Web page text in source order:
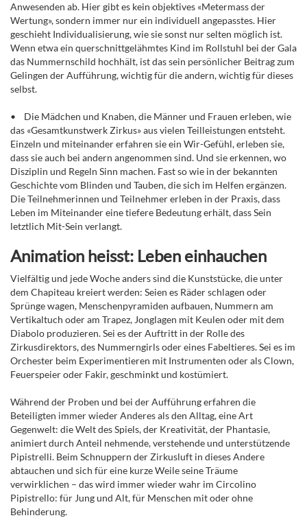
Anwesenden ab. Hier gibt es kein objektives «Metermass der
Wertung», sondern immer nur ein individuell angepasstes. Hier
geschieht Individualisierung, wie sie sonst nur selten möglich ist.
Wenn etwa ein querschnittgelähmtes Kind im Rollstuhl bei der Gala
das Nummernschild hochhält, ist das sein persönlicher Beitrag zum
Gelingen der Aufführung, wichtig für die andern, wichtig für dieses
selbst.
• Die Mädchen und Knaben, die Männer und Frauen erleben, wie
das «Gesamtkunstwerk Zirkus» aus vielen Teilleistungen entsteht.
Einzeln und miteinander erfahren sie ein Wir-Gefühl, erleben sie,
dass sie auch bei andern angenommen sind. Und sie erkennen, wo
Disziplin und Regeln Sinn machen. Fast so wie in der bekannten
Geschichte vom Blinden und Tauben, die sich im Helfen ergänzen.
Die Teilnehmerinnen und Teilnehmer erleben in der Praxis, dass
Leben im Miteinander eine tiefere Bedeutung erhält, dass Sein
letztlich Mit-Sein verlangt.
Animation heisst: Leben einhauchen
Vielfältig und jede Woche anders sind die Kunststücke, die unter
dem Chapiteau kreiert werden: Seien es Räder schlagen oder
Sprünge wagen, Menschenpyramiden aufbauen, Nummern am
Vertikaltuch oder am Trapez, Jonglagen mit Keulen oder mit dem
Diabolo produzieren. Sei es der Auftritt in der Rolle des
Zirkusdirektors, des Nummerngirls oder eines Fabeltieres. Sei es im
Orchester beim Experimentieren mit Instrumenten oder als Clown,
Feuerspeier oder Fakir, geschminkt und kostümiert.
Während der Proben und bei der Aufführung erfahren die
Beteiligten immer wieder Anderes als den Alltag, eine Art
Gegenwelt: die Welt des Spiels, der Kreativität, der Phantasie,
animiert durch Anteil nehmende, verstehende und unterstützende
Pipistrelli. Beim Schnuppern der Zirkusluft in dieses Andere
abtauchen und sich für eine kurze Weile seine Träume
verwirklichen – das wird immer wieder wahr im Circolino
Pipistrello: für Jung und Alt, für Menschen mit oder ohne
Behinderung.